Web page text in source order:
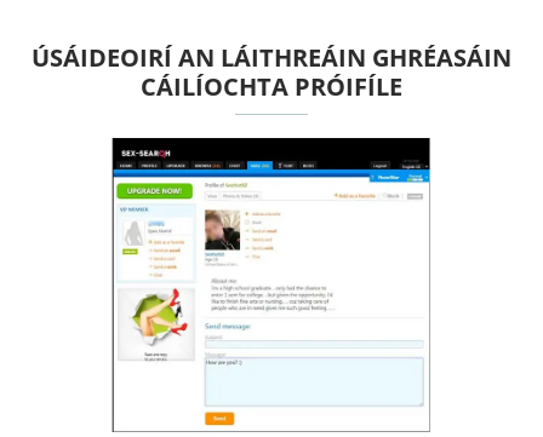
ÚSÁIDEOIRÍ AN LÁITHREÁIN GHRÉASÁIN
CÁILÍOCHTA PRÓIFÍLE